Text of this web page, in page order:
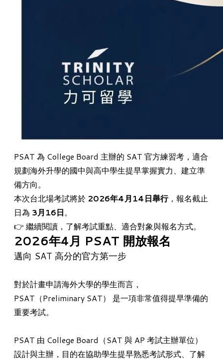
PSAT 為 College Board 主辦的 SAT 官方練習考，適合
規劃海外升學的國中與高中學生提早掌握實力、建立準
備方向。
​本次台北場考試將於 2026年4月14日舉行，報名截止
日為 3月16日。
👉 繼續閱讀，了解考試重點、適合對象與報名方式。
2026年4月 PSAT 開放報名
邁向 SAT 高分的官方第一步
對於計畫申請海外大學的學生而言，
PSAT（Preliminary SAT） 是一項非常值得提早準備的
重要考試。
PSAT 由 College Board（SAT 與 AP 考試主辦單位）
設計與主辦，目的在協助學生提早熟悉考試形式、了解